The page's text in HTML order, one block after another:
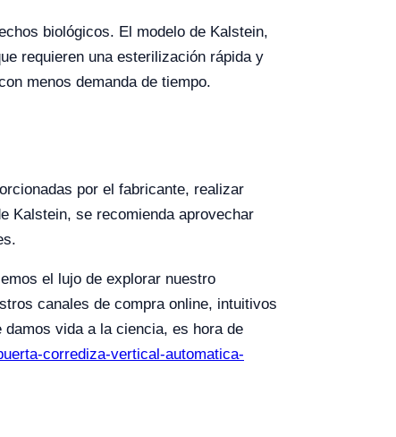
biológicos. El modelo de Kalstein,
requieren una esterilización rápida y
menos demanda de tiempo.
por el fabricante, realizar
Kalstein, se recomienda aprovechar
el lujo de explorar nuestro
canales de compra online, intuitivos
vida a la ciencia, es hora de
corrediza-vertical-automatica-